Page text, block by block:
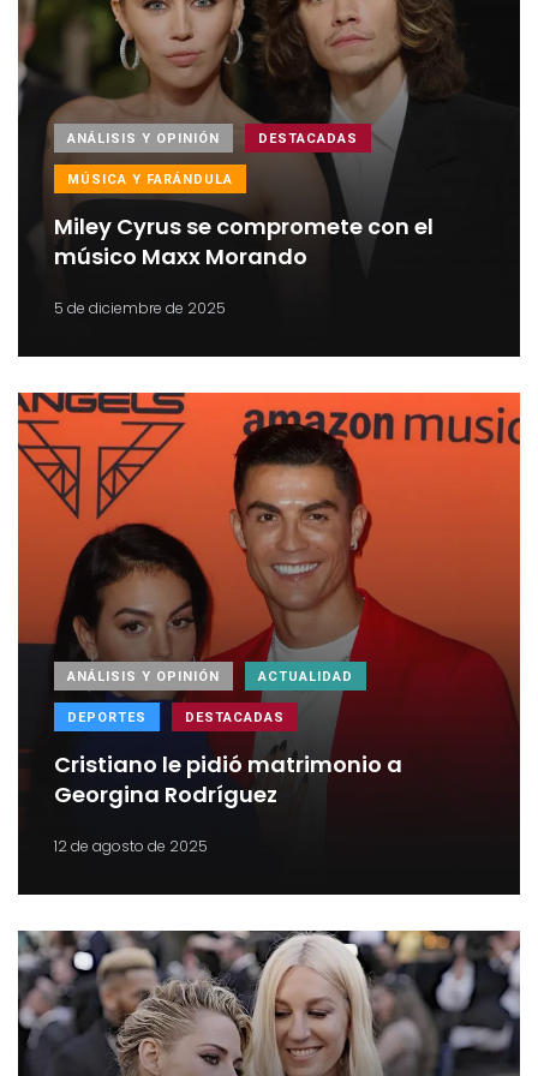
ANÁLISIS Y OPINIÓN DESTACADAS
MÚSICA Y FARÁNDULA
Miley Cyrus se compromete con el
músico Maxx Morando
5 de diciembre de 2025
ANÁLISIS Y OPINIÓN ACTUALIDAD
DEPORTES DESTACADAS
Cristiano le pidió matrimonio a
Georgina Rodríguez
12 de agosto de 2025